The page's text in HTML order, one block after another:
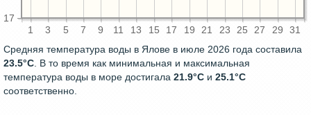
1 3 5 7 9 11 13 15 17 19 21 23 25 27 29 31
17
Средняя температура воды в Ялове в июле 2026 года составила
23.5°C. В то время как минимальная и максимальная
температура воды в море достигала 21.9°C и 25.1°C
соответственно.